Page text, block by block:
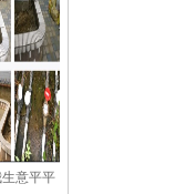
意平平